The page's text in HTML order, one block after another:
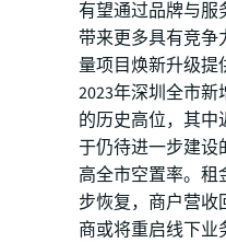
有望通过品牌与服
带来更多具有竞争
量项目焕新升级提
2023年深圳全市
的历史高位，其中
于仍待进一步建设
高全市空置率。
步恢复，商户营收
商或将重启线下业